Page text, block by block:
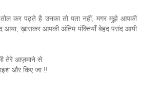
कर पढ़ते है उनका तो पता नहीं, मगर मुझे आपकी
आया, ख़ासकर आपकी अंतिम पंक्तियाँ बेहद पसंद आयी
तेरे आज़माने से
और किए जा !!